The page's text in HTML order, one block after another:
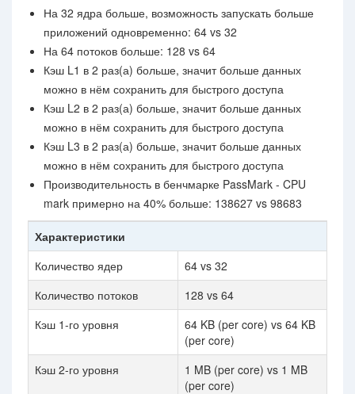
На 32 ядра больше, возможность запускать больше
приложений одновременно: 64 vs 32
На 64 потоков больше: 128 vs 64
Кэш L1 в 2 раз(а) больше, значит больше данных
можно в нём сохранить для быстрого доступа
Кэш L2 в 2 раз(а) больше, значит больше данных
можно в нём сохранить для быстрого доступа
Кэш L3 в 2 раз(а) больше, значит больше данных
можно в нём сохранить для быстрого доступа
Производительность в бенчмарке PassMark - CPU
mark примерно на 40% больше: 138627 vs 98683
Характеристики
Количество ядер
64 vs 32
Количество потоков
128 vs 64
Кэш 1-го уровня
64 KB (per core) vs 64 KB
(per core)
Кэш 2-го уровня
1 MB (per core) vs 1 MB
(per core)